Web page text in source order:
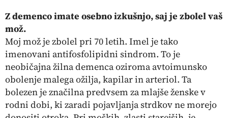
Z demenco imate osebno izkušnjo, saj je zbolel vaš
mož.
Moj mož je zbolel pri 70 letih. Imel je tako
imenovani antifosfolipidni sindrom. To je
neobičajna žilna demenca oziroma avtoimunsko
obolenje malega ožilja, kapilar in arteriol. Ta
bolezen je značilna predvsem za mlajše ženske v
rodni dobi, ki zaradi pojavljanja strdkov ne morejo